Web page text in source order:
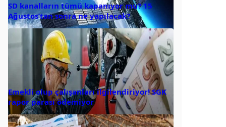
SD kanalların tümü kapanıyor mu? 15
Ağustos’tan sonra ne yapılacak?
Emekli olup çalışanları ilgilendiriyor! SGK
rapor parası ödemiyor